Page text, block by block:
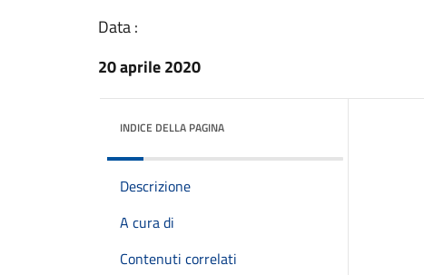
Data :
20 aprile 2020
INDICE DELLA PAGINA
Descrizione
A cura di
Contenuti correlati